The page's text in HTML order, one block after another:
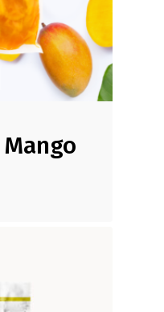
Sostenibilidad
Contacto
English